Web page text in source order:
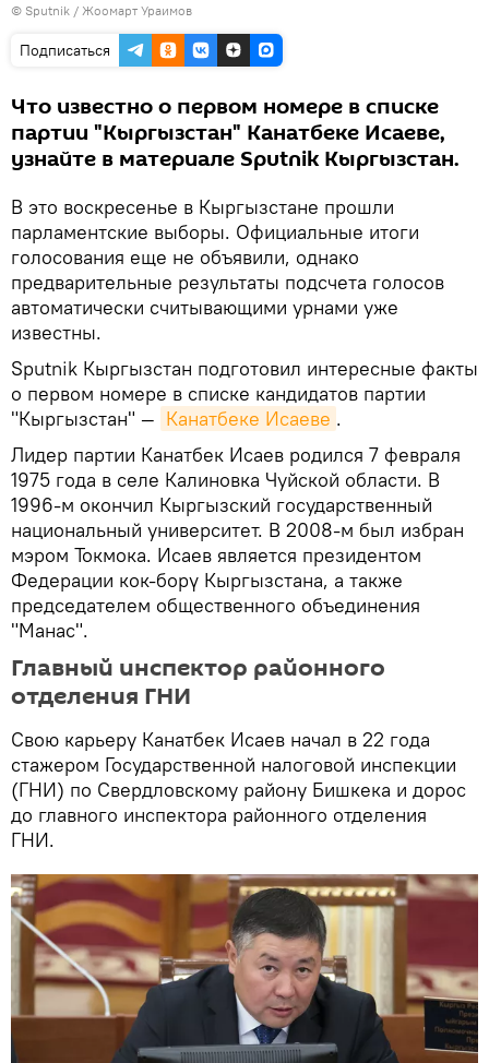
© Sputnik / Жоомарт Ураимов
Подписаться
Что известно о первом номере в списке
партии "Кыргызстан" Канатбеке Исаеве,
узнайте в материале Sputnik Кыргызстан.
В это воскресенье в Кыргызстане прошли
парламентские выборы. Официальные итоги
голосования еще не объявили, однако
предварительные результаты подсчета голосов
автоматически считывающими урнами уже
известны.
Sputnik Кыргызстан подготовил интересные факты
о первом номере в списке кандидатов партии
"Кыргызстан" — Канатбеке Исаеве .
Лидер партии Канатбек Исаев родился 7 февраля
1975 года в селе Калиновка Чуйской области. В
1996-м окончил Кыргызский государственный
национальный университет. В 2008-м был избран
мэром Токмока. Исаев является президентом
Федерации кок-борү Кыргызстана, а также
председателем общественного объединения
"Манас".
Главный инспектор районного
отделения ГНИ
Свою карьеру Канатбек Исаев начал в 22 года
стажером Государственной налоговой инспекции
(ГНИ) по Свердловскому району Бишкека и дорос
до главного инспектора районного отделения
ГНИ.